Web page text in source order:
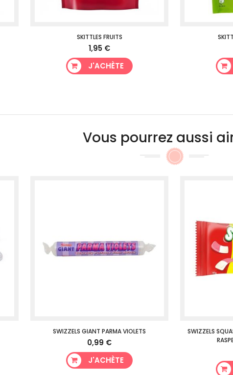
SKITTLES FRUITS
1,95 €
J'ACHÈTE
Vous pourrez aussi
SWIZZELS GIANT PARMA VIOLETS
0,99 €
J'ACHÈTE
SWIZZELS